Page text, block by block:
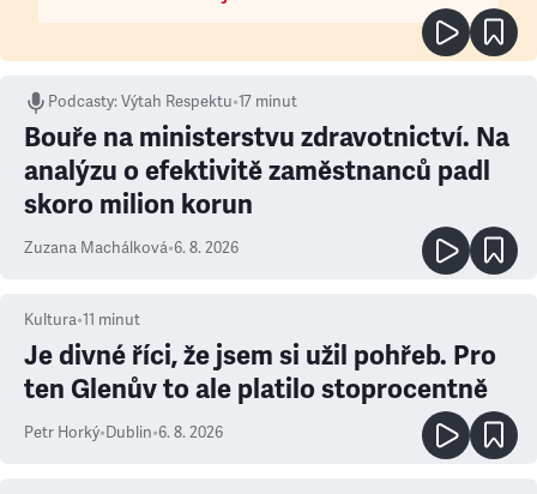
Podcasty:Výtah Respektu•17 minut
Bouře na ministerstvu zdravotnictví. Na
analýzu o efektivitě zaměstnanců padl
skoro milion korun
Zuzana Machálková•6. 8. 2026
Kultura•11 minut
Je divné říci, že jsem si užil pohřeb. Pro
ten Glenův to ale platilo stoprocentně
Petr Horký•Dublin•6. 8. 2026